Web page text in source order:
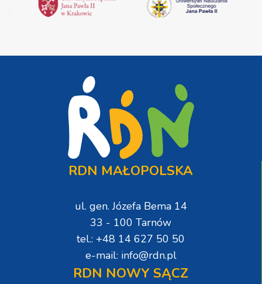
RDN MAŁOPOLSKA
ul. gen. Józefa Bema 14
33 - 100 Tarnów
tel.: +48 14 627 50 50
e-mail: info@rdn.pl
RDN NOWY SĄCZ